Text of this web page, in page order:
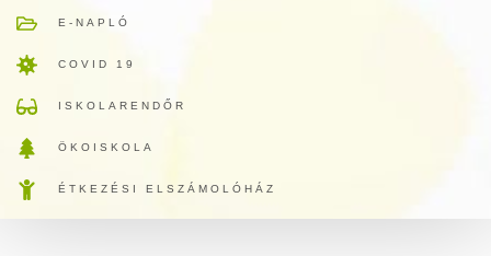
E-NAPLÓ
COVID 19
ISKOLARENDŐR
ÖKOISKOLA
ÉTKEZÉSI ELSZÁMOLÓHÁZ